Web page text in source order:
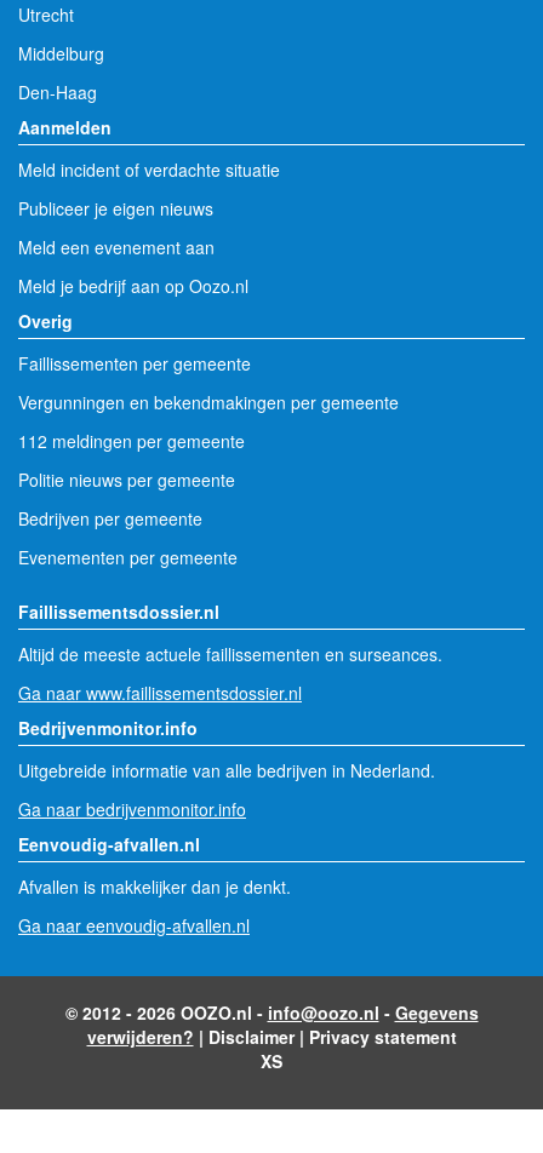
Utrecht
Middelburg
Den-Haag
Aanmelden
Meld incident of verdachte situatie
Publiceer je eigen nieuws
Meld een evenement aan
Meld je bedrijf aan op Oozo.nl
Overig
Faillissementen per gemeente
Vergunningen en bekendmakingen per gemeente
112 meldingen per gemeente
Politie nieuws per gemeente
Bedrijven per gemeente
Evenementen per gemeente
Faillissementsdossier.nl
Altijd de meeste actuele faillissementen en surseances.
Ga naar www.faillissementsdossier.nl
Bedrijvenmonitor.info
Uitgebreide informatie van alle bedrijven in Nederland.
Ga naar bedrijvenmonitor.info
Eenvoudig-afvallen.nl
Afvallen is makkelijker dan je denkt.
Ga naar eenvoudig-afvallen.nl
© 2012 - 2026 OOZO.nl - info@oozo.nl - Gegevens
verwijderen? | Disclaimer| Privacy statement
XS